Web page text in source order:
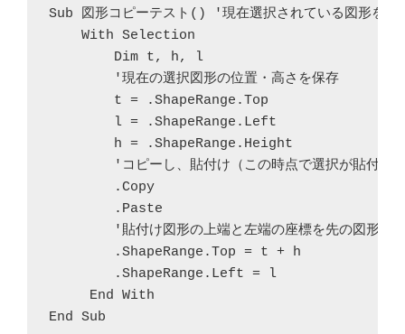
Sub 図形コピーテスト() '現在選択されている図形を複
    With Selection
        Dim t, h, l
        '現在の選択図形の位置・高さを保存
        t = .ShapeRange.Top
        l = .ShapeRange.Left
        h = .ShapeRange.Height
'コピーし、貼付け（この時点で選択が貼付け
        .Copy
        .Paste
'貼付け図形の上端と左端の座標を先の図形の
        .ShapeRange.Top = t + h
        .ShapeRange.Left = l
     End With
End Sub